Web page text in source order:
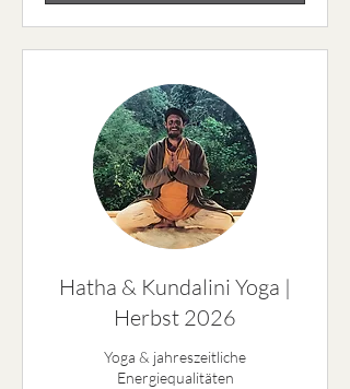
Hatha & Kundalini Yoga |
Herbst 2026
Yoga & jahreszeitliche
Energiequalitäten